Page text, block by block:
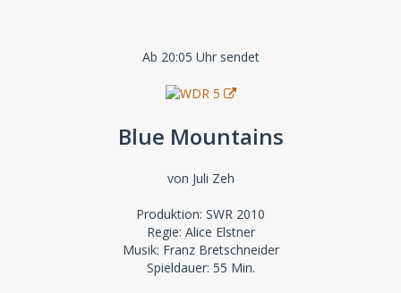
Ab 20:05 Uhr sendet
Blue Mountains
von Juli Zeh
Produktion: SWR 2010
Regie: Alice Elstner
Musik: Franz Bretschneider
Spieldauer: 55 Min.